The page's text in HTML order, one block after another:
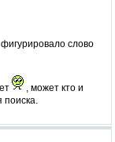
слово
, может кто и
поиска.